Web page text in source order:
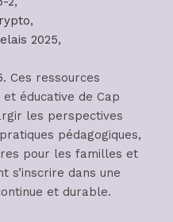
,
2025,
. Ces ressources
éducative de Cap
les perspectives
pédagogiques,
pour les familles et
s’inscrire dans une
et durable.